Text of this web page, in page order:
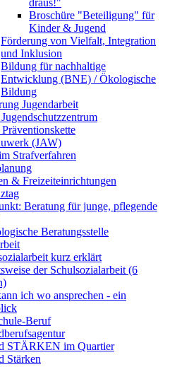
draus!"
Broschüre "Beteiligung" für
Kinder & Jugend
Förderung von Vielfalt, Integration
und Inklusion
Bildung für nachhaltige
Entwicklung (BNE) / Ökologische
Bildung
Jugendarbeit
(JAW)
Strafverfahren
& Freizeiteinrichtungen
Beratung für junge, pflegende
Beratungsstelle
kurz erklärt
der Schulsozialarbeit (6
ich wo ansprechen - ein
Beruf
STÄRKEN im Quartier
Stärken